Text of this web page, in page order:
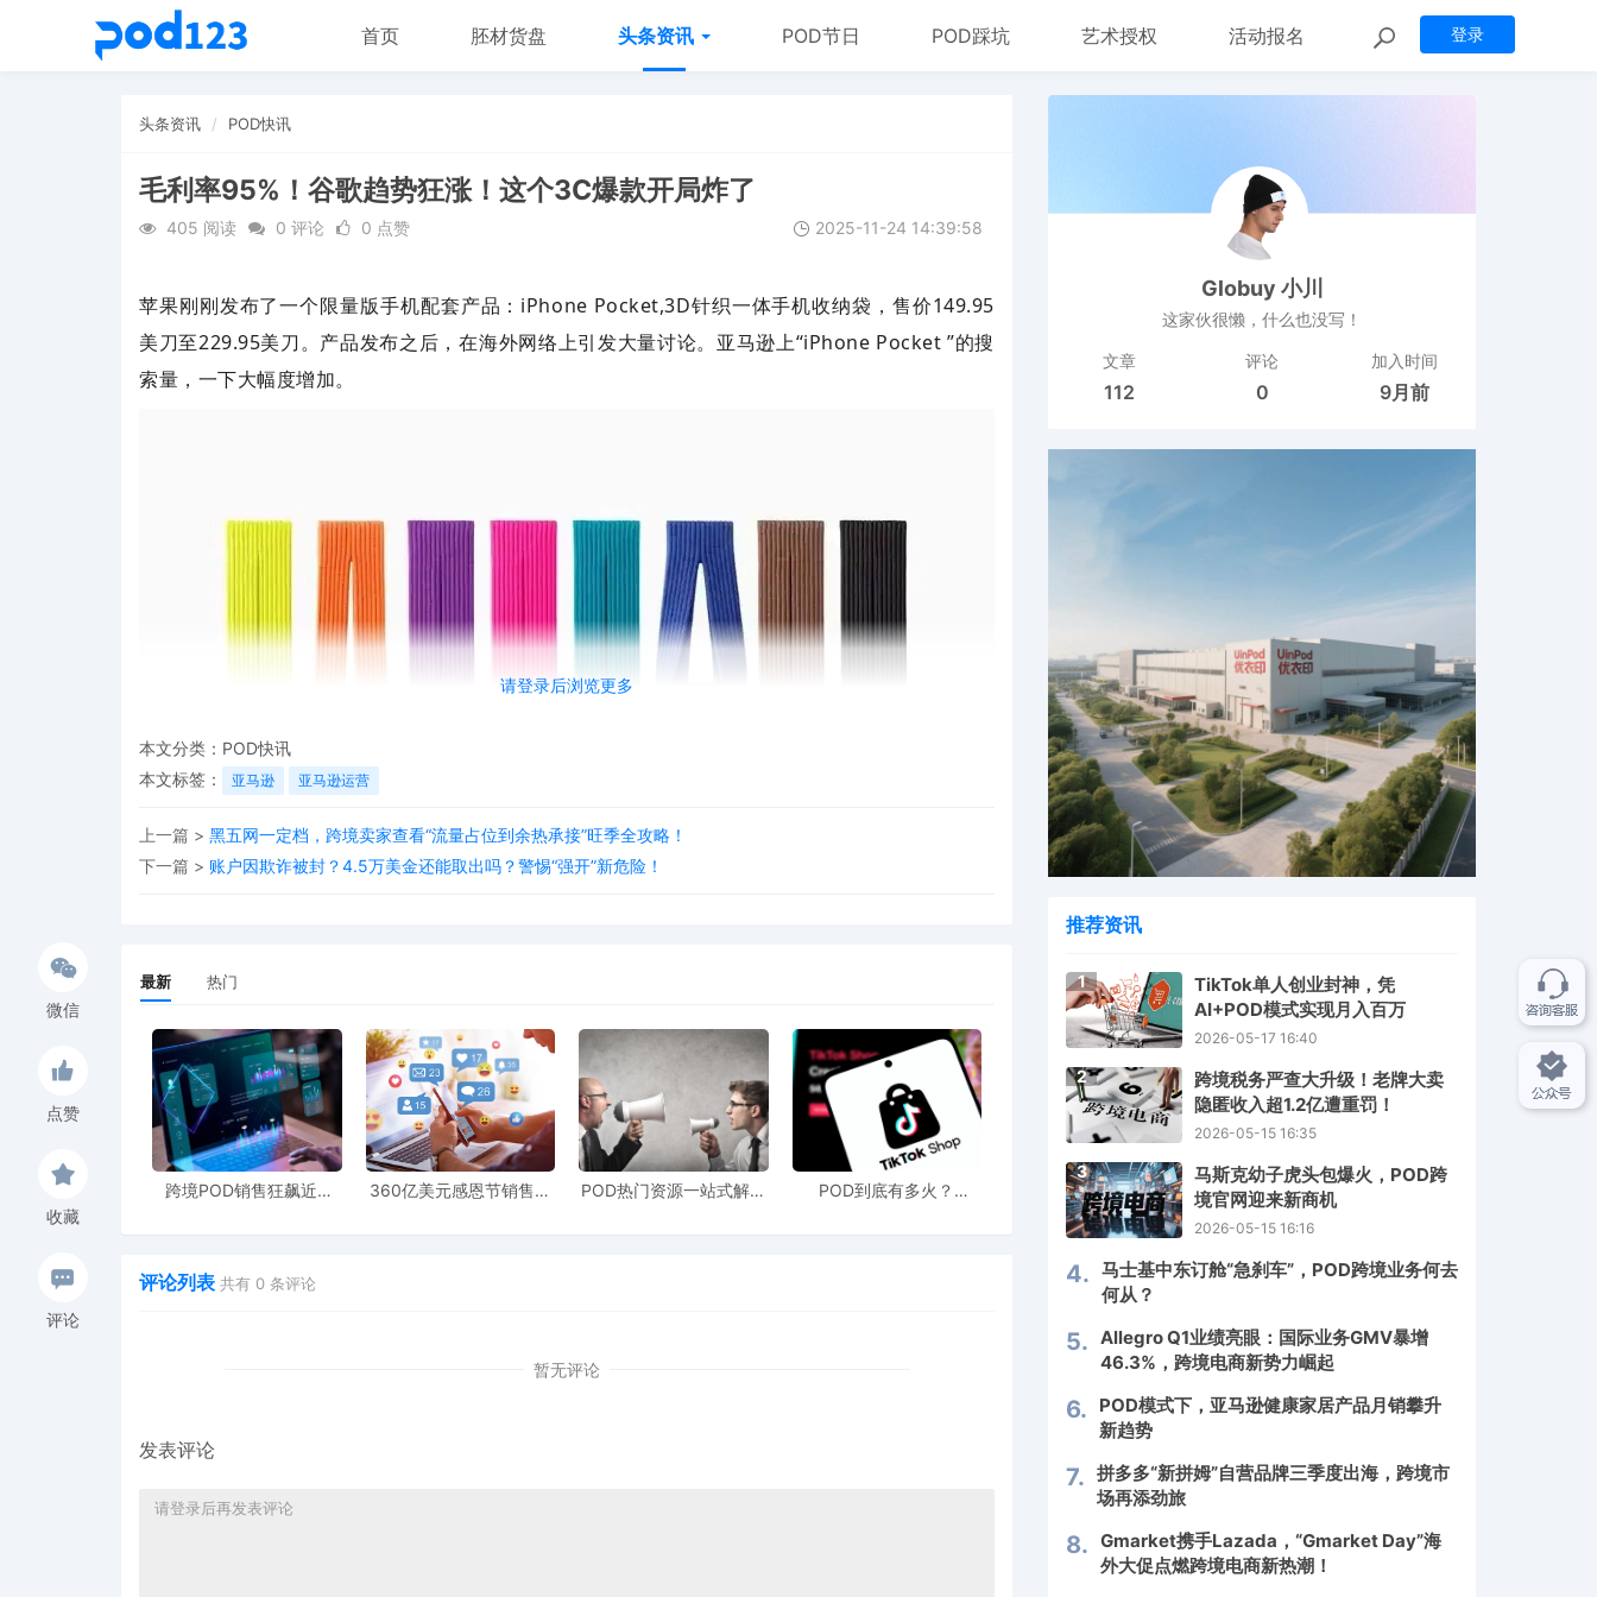
登录
首页 胚材货盘 头条资讯 POD节日 POD踩坑 艺术授权 活动报名
头条资讯 POD快讯
毛利率95%！谷歌趋势狂涨！这个3C爆款开局炸了
405 阅读 0 评论 0 点赞 2025-11-24 14:39:58
请登录后浏览更多
苹果刚刚发布了一个限量版手机配套产品： iPhone Pocket,3D针织一体手机收纳袋，售价149.95
美刀至229.95美刀。产品发布之后，在海外网络上引发大量讨论。亚马逊上“iPhone Pocket”的搜
索量，一下大幅度增加。
iPhone Pocket 由三宅一生 ( ISSEY MIYAKE) 和苹果公司合作设计，设计灵感源于“一块布料”的概
念，采用独特的 3D 针织结构，可完美贴合任何 iPhone 以及所有可放入口袋的物品。iPhone Pocket
的佩戴方式多样，可手持、系于包袋或直接佩戴于身上。短款肩带提供八种颜色可选，长款肩带提供三
种颜色可选。
微信
点赞
收藏
评论
本文分类： POD快讯
本文标签：
亚马逊 亚马逊运营
上一篇 > 黑五网一定档，跨境卖家查看“流量占位到余热承接”旺季全攻略！
下一篇 > 账户因欺诈被封？4.5万美金还能取出吗？警惕“强开”新危险！
最新 热门
跨境POD销售狂飙近5
360亿美元感恩节销售额
POD热门资源一站式解决
POD到底有多火？
评论列表 共有 0 条评论
暂无评论
发表评论
Globuy 小川
这家伙很懒，什么也没写！
文章
112
评论
0
加入时间
9月前
推荐资讯
1
TikTok单人创业封神，凭
AI+POD模式实现月入百万
2026-05-17 16:40
2
跨境税务严查大升级！老牌大卖
隐匿收入超1.2亿遭重罚！
2026-05-15 16:35
3
马斯克幼子虎头包爆火，POD跨
境官网迎来新商机
2026-05-15 16:16
4. 马士基中东订舱“急刹车”，POD跨境业务何去
何从？
5. Allegro Q1业绩亮眼：国际业务GMV暴增
46.3%，跨境电商新势力崛起
6.
POD模式下，亚马逊健康家居产品月销攀升
新趋势
7. 拼多多“新拼姆”自营品牌三季度出海，跨境市
场再添劲旅
8. Gmarket携手Lazada，“Gmarket Day”海
外大促点燃跨境电商新热潮！